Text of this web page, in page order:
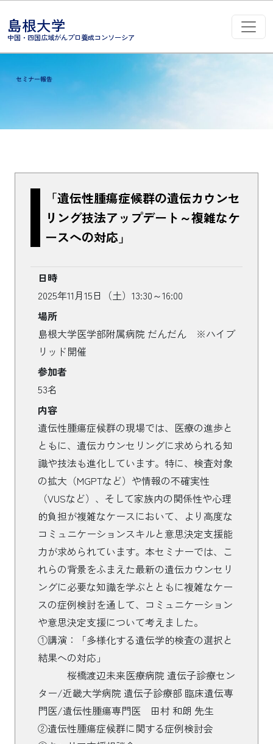
メインナビゲーション
島根大学
中国・四国広域がんプロ養成コンソーシア
「遺伝性腫瘍症候群の遺伝カウンセ
リング技法アップデート～複雑なケ
ースへの対応」
日時
2025年11月15日（土）13:30～16:00
場所
島根大学医学部附属病院 だんだん ※ハイブ
リッド開催
参加者
53名
内容
遺伝性腫瘍症候群の現場では、医療の進歩と
ともに、遺伝カウンセリングに求められる知
識や技法も進化しています。特に、検査対象
の拡大（MGPTなど）や情報の不確実性
（VUSなど）、そして家族内の関係性や心理
的負担が複雑なケースにおいて、より高度な
コミュニケーションスキルと意思決定支援能
力が求められています。本セミナーでは、こ
れらの背景をふまえた最新の遺伝カウンセリ
ングに必要な知識を学ぶとともに複雑なケー
スの症例検討を通して、コミュニケーション
や意思決定支援について考えました。
①講演：「多様化する遺伝学的検査の選択と
結果への対応」
桜橋渡辺未来医療病院 遺伝子診療セン
ター/近畿大学病院 遺伝子診療部 臨床遺伝専
門医/遺伝性腫瘍専門医 田村 和朗 先生
②遺伝性腫瘍症候群に関する症例検討会